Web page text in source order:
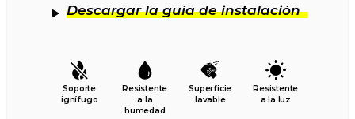
Descargar la guía de instalación
Soporte
ignífugo
Resistente
a la
humedad
Superficie
lavable
Resistente
a la luz